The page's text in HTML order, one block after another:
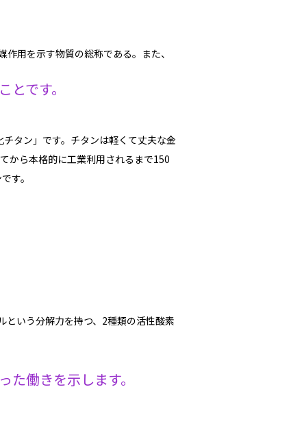
用を示す物質の総称である。また、
です。
タン」です。チタンは軽くて丈夫な金
から本格的に工業利用されるまで150
す。
いう分解力を持つ、2種類の活性酸素
働きを示します。